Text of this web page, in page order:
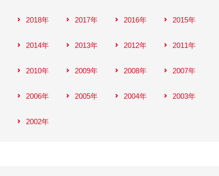
2018年 2017年 2016年 2015年
2014年 2013年 2012年 2011年
2010年 2009年 2008年 2007年
2006年 2005年 2004年 2003年
2002年